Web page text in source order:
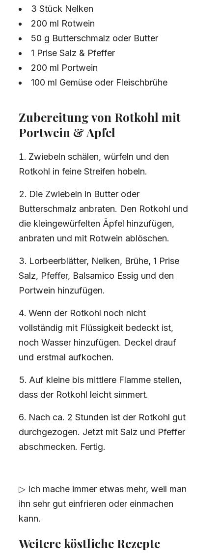
3 Stück Nelken
200 ml Rotwein
50 g Butterschmalz oder Butter
1 Prise Salz & Pfeffer
200 ml Portwein
100 ml Gemüse oder Fleischbrühe
Zubereitung von Rotkohl mit
Portwein & Apfel
Zwiebeln schälen, würfeln und den
Rotkohl in feine Streifen hobeln.
Die Zwiebeln in Butter oder
Butterschmalz anbraten. Den Rotkohl und
die kleingewürfelten Äpfel hinzufügen,
anbraten und mit Rotwein ablöschen.
Lorbeerblätter, Nelken, Brühe, 1 Prise
Salz, Pfeffer, Balsamico Essig und den
Portwein hinzufügen.
Wenn der Rotkohl noch nicht
vollständig mit Flüssigkeit bedeckt ist,
noch Wasser hinzufügen. Deckel drauf
und erstmal aufkochen.
Auf kleine bis mittlere Flamme stellen,
dass der Rotkohl leicht simmert.
Nach ca. 2 Stunden ist der Rotkohl gut
durchgezogen. Jetzt mit Salz und Pfeffer
abschmecken. Fertig.
▷ Ich mache immer etwas mehr, weil man
ihn sehr gut einfrieren oder einmachen
kann.
Weitere köstliche Rezepte